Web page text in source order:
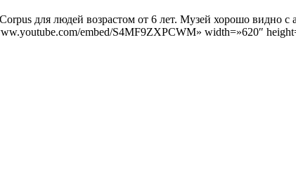
для людей возрастом от 6 лет. Музей хорошо видно
embed/S4MF9ZXPCWM» width=»620″